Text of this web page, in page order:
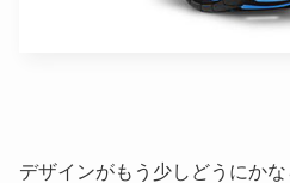
デザインがもう少しどうにかな